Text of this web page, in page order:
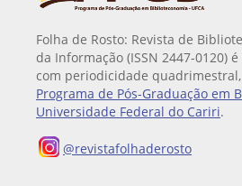
Folha de Rosto: Revista de
da Informação (ISSN 2447-0120)
com periodicidade
Programa de Pós-Graduação em
Universidade Federal do Cariri.
@revistafolhaderosto